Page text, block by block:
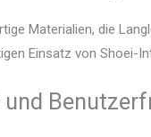
Materialien, die
Einsatz von Shoei-